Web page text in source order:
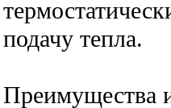
подачу тепла.
Преимущества